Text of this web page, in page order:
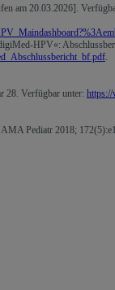
am 20.03.2026].
HPV«:
.
28. Verfügbar unter:
Pediatr 2018;